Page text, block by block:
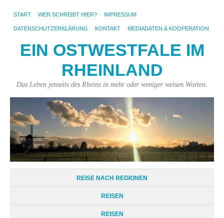
START WER SCHREIBT HIER? IMPRESSUM
DATENSCHUTZERKLÄRUNG KONTAKT MEDIADATEN & KOOPERATION
EIN OSTWESTFALE IM
RHEINLAND
Das Leben jenseits des Rheins in mehr oder weniger weisen Worten.
REISE NACH REGIONEN
REISEN
REISEN